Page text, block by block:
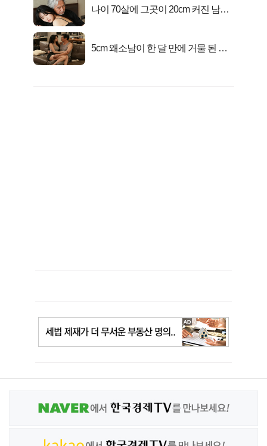
나이 70살에 그곳이 20cm 커진 남자..
5cm 왜소남이 한 달 만에 거물 된 사